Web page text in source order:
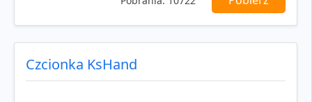
Czcionka KsHand